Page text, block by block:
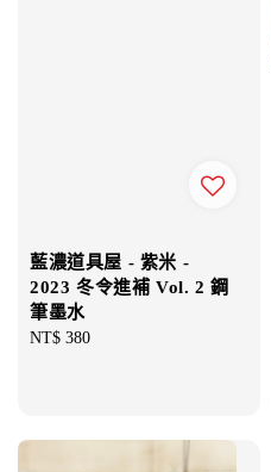
藍濃道具屋 - 紫米 -
2023 冬令進補 Vol. 2 鋼
筆墨水
Regular
NT$ 380